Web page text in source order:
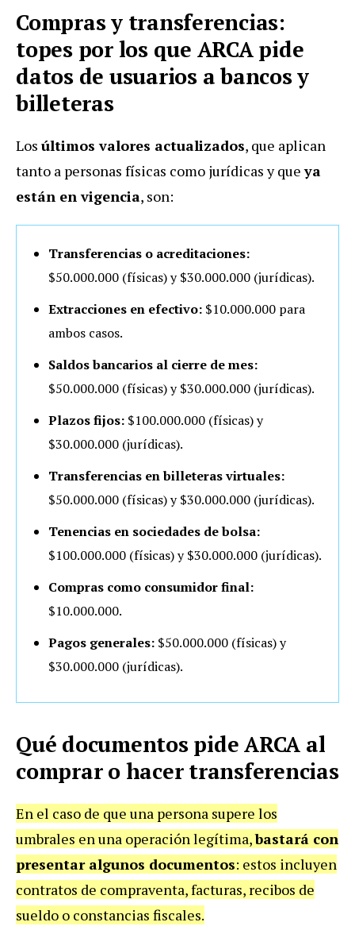
Compras y transferencias:
topes por los que ARCA pide
datos de usuarios a bancos y
billeteras
Los últimos valores actualizados, que aplican
tanto a personas físicas como jurídicas y queya
están en vigencia, son:
Transferencias o acreditaciones:
$50.000.000 (físicas) y $30.000.000 (jurídicas).
Extracciones en efectivo: $10.000.000 para
ambos casos.
Saldos bancarios al cierre de mes:
$50.000.000 (físicas) y $30.000.000 (jurídicas).
Plazos fijos: $100.000.000 (físicas) y
$30.000.000 (jurídicas).
Transferencias en billeteras virtuales:
$50.000.000 (físicas) y $30.000.000 (jurídicas).
Tenencias en sociedades de bolsa:
$100.000.000 (físicas) y $30.000.000 (jurídicas).
Compras como consumidor final:
$10.000.000.
Pagos generales: $50.000.000 (físicas) y
$30.000.000 (jurídicas).
Qué documentos pide ARCA al
comprar o hacer transferencias
En el caso de que una persona supere los
umbrales en una operación legítima,bastará con
presentar algunos documentos: estos incluyen
contratos de compraventa, facturas, recibos de
sueldo o constancias fiscales.